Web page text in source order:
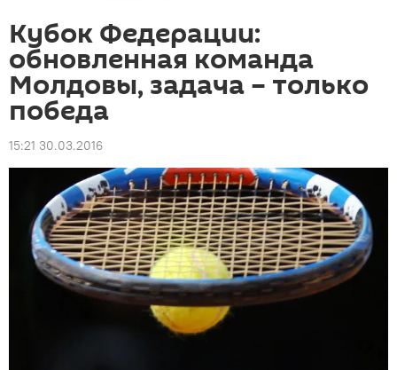
Кубок Федерации:
обновленная команда
Молдовы, задача – только
победа
15:21 30.03.2016